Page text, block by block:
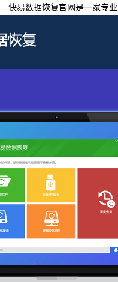
快易数据恢复官网是一家专